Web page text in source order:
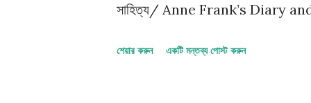
সাহিত্য/ Anne Frank’s Diary
শেয়ার করুন একটি মন্তব্য পোস্ট করুন